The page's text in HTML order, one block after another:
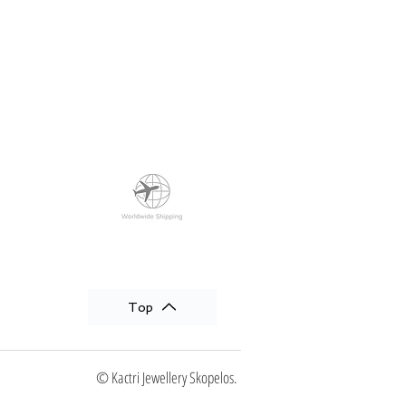
Top
© Kactri Jewellery Skopelos.